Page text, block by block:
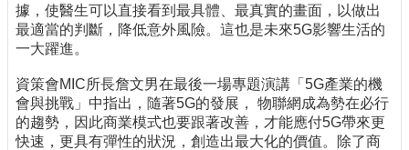
據，使醫生可以直接看到最具體、最真實的畫面，以做出
最適當的判斷，降低意外風險。這也是未來5G影響生活的
一大躍進。
資策會MIC所長詹文男在最後一場專題演講「5G產業的機
會與挑戰」中指出，隨著5G的發展， 物聯網成為勢在必行
的趨勢，因此商業模式也要跟著改善，才能應付5G帶來更
快速，更具有彈性的狀況，創造出最大化的價值。除了商